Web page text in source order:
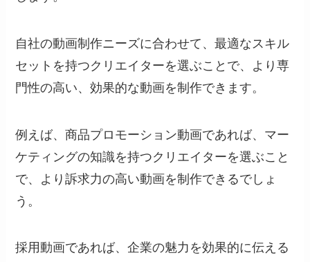
自社の動画制作ニーズに合わせて、最適なスキル
セットを持つクリエイターを選ぶことで、より専
門性の高い、効果的な動画を制作できます。
例えば、商品プロモーション動画であれば、マー
ケティングの知識を持つクリエイターを選ぶこと
で、より訴求力の高い動画を制作できるでしょ
う。
採用動画であれば、企業の魅力を効果的に伝える